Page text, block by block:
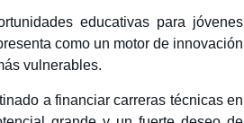
educativas para jóvenes
como un motor de innovación
vulnerables.
a financiar carreras técnicas en